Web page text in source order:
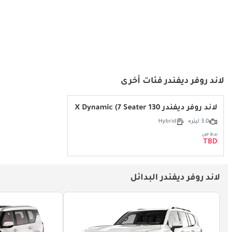
لاند روفر ديفندر فئات أخرى
لاند روفر ديفندر 130 SE P400 X Dynamic (7 Seater)
3.0 ليتر Hybrid
بدءا من
TBD
لاند روفر ديفندر البدائل